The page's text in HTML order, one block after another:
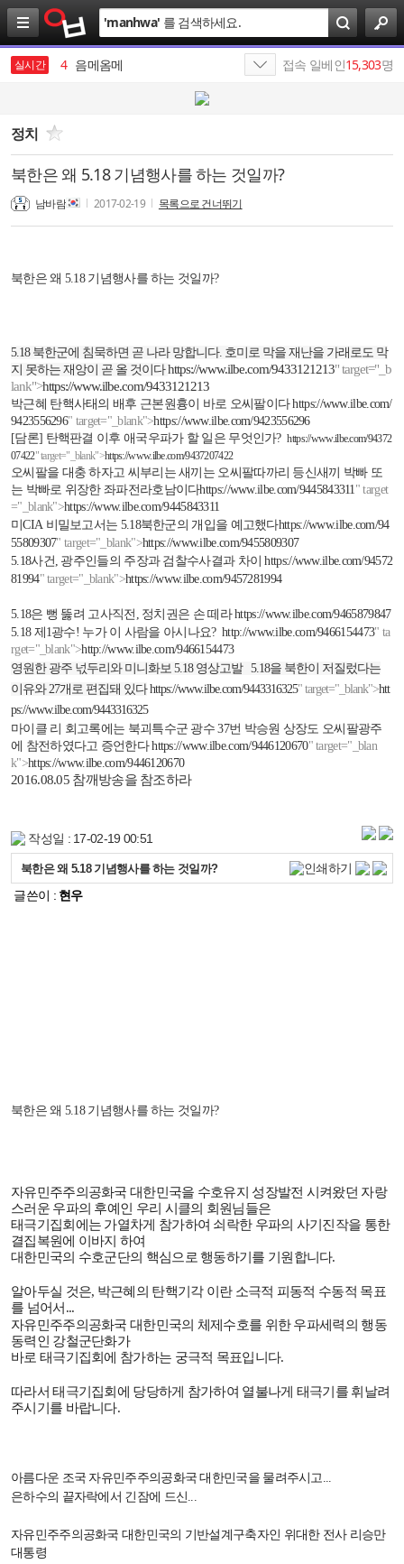
검
색
'manhwa' 를 검색하세요.
실시간
3 SK
4 음메옴메
6
7 카리나
8 최인근
9 SKT
접속 일베인15,303명
정치
북한은 왜 5.18 기념행사를 하는 것일까?
남바람 2017-02-19 목록으로 건너뛰기
북한은 왜 5.18 기념행사를 하는 것일까?
5.18 북한군에 침묵하면 곧 나라 망합니다. 호미로 막을 재난을 가래로도 막
지 못하는 재앙이 곧 올 것이다 https://www.ilbe.com/9433121213" target="_b
lank">https://www.ilbe.com/9433121213
박근혜 탄핵사태의 배후 근본원흉이 바로 오씨팔이다 https://www.ilbe.com/
9423556296" target="_blank">https://www.ilbe.com/9423556296
[담론] 탄핵판결 이후 애국우파가 할 일은 무엇인가?https://www.ilbe.com/94372
07422" target="_blank">https://www.ilbe.com/9437207422
오씨팔을 대충 하자고 씨부리는 새끼는 오씨팔따까리 등신새끼 박빠 또
는 박빠로 위장한 좌파전라호남이다https://www.ilbe.com/9445843311" target
="_blank">https://www.ilbe.com/9445843311
미CIA 비밀보고서는 5.18북한군의 개입을 예고했다https://www.ilbe.com/94
55809307" target="_blank">https://www.ilbe.com/9455809307
5.18사건, 광주인들의 주장과 검찰수사결과 차이 https://www.ilbe.com/94572
81994" target="_blank">https://www.ilbe.com/9457281994
5.18은 뻥 뚫려 고사직전 , 정치권은 손 떼라 https://www.ilbe.com/9465879847
5.18 제 1광수! 누가 이 사람을 아시나요? http://www.ilbe.com/9466154473" ta
rget="_blank">http://www.ilbe.com/9466154473
영원한 광주 넋두리와 미니화보 5.18 영상고발5.18을 북한이 저질렀다는
이유와27개로 편집돼 있다 https://www.ilbe.com/9443316325" target="_blank">htt
ps://www.ilbe.com/9443316325
마이클 리 회고록에는 북괴특수군 광수 37번 박승원 상장도 오씨팔광주
에 참전하였다고 증언한다 https://www.ilbe.com/9446120670" target="_blan
k">https://www.ilbe.com/9446120670
2016.08.05 참깨방송을 참조하라
작성일 : 17-02-19 00:51
북한은 왜 5.18 기념행사를 하는 것일까?
글쓴이 : 현우
북한은 왜 5.18 기념행사를 하는 것일까?
자유민주주의공화국 대한민국을 수호유지 성장발전 시켜왔던 자랑
스러운 우파의 후예인 우리 시클의 회원님들은
태극기집회에는 가열차게 참가하여 쇠락한 우파의 사기진작을 통한
결집복원에 이바지 하여
대한민국의 수호군단의 핵심으로 행동하기를 기원합니다.
알아두실 것은, 박근혜의 탄핵기각 이란 소극적 피동적 수동적 목표
를 넘어서 ...
자유민주주의공화국 대한민국의 체제수호를 위한 우파세력의 행동
동력인 강철군단화가
바로 태극기집회에 참가하는 궁극적 목표입니다.
따라서 태극기집회에 당당하게 참가하여 열불나게 태극기를 휘날려
주시기를 바랍니다.
아름다운 조국 자유민주주의공화국 대한민국을 물려주시고...
은하수의 끝자락에서 긴잠에 드신...
자유민주주의공화국 대한민국의 기반설계구축자인 위대한 전사 리승만
대통령